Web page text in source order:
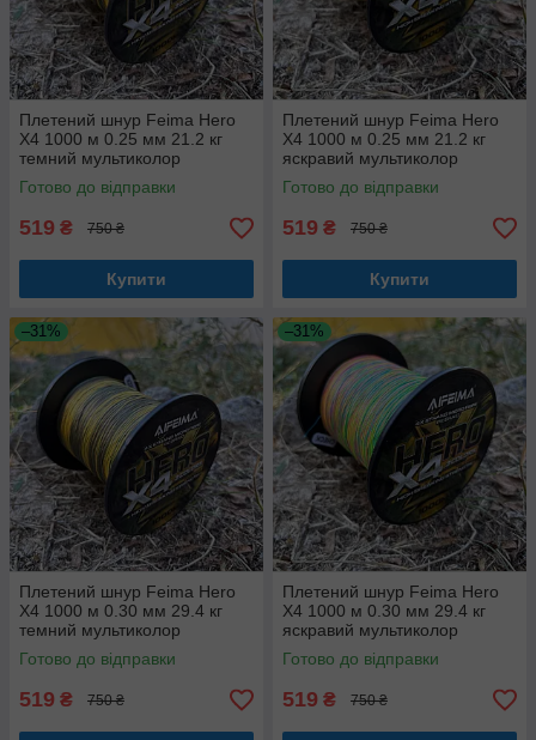
Плетений шнур Feima Hero
X4 1000 м 0.25 мм 21.2 кг
темний мультиколор
Готово до відправки
519 ₴ 750 ₴
Купити
Плетений шнур Feima Hero
X4 1000 м 0.25 мм 21.2 кг
яскравий мультиколор
Готово до відправки
519 ₴ 750 ₴
Купити
–31%
Плетений шнур Feima Hero
X4 1000 м 0.30 мм 29.4 кг
темний мультиколор
Готово до відправки
519 ₴ 750 ₴
–31%
Плетений шнур Feima Hero
X4 1000 м 0.30 мм 29.4 кг
яскравий мультиколор
Готово до відправки
519 ₴ 750 ₴